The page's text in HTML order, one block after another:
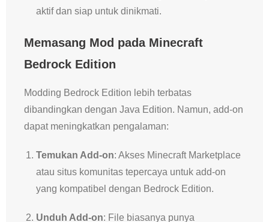
aktif dan siap untuk dinikmati.
Memasang Mod pada Minecraft
Bedrock Edition
Modding Bedrock Edition lebih terbatas
dibandingkan dengan Java Edition. Namun, add-on
dapat meningkatkan pengalaman:
Temukan Add-on: Akses Minecraft Marketplace
atau situs komunitas tepercaya untuk add-on
yang kompatibel dengan Bedrock Edition.
Unduh Add-on: File biasanya punya